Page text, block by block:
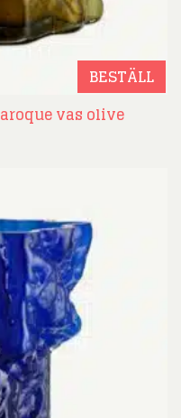
BESTÄLL
vas olive